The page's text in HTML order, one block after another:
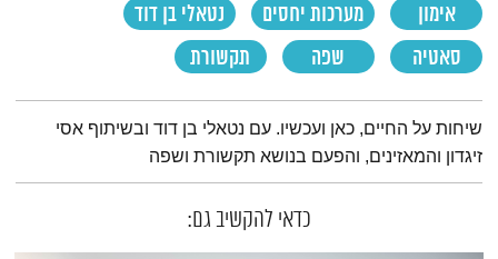
אימון מערכות יחסים
נטאלי בן דוד
סאטיה
שפה תקשורת
תמצית הפודקאסט
שיחות על החיים, כאן ועכשיו. עם נטאלי בן דוד ובשיתוף אסי
זיגדון והמאזינים, והפעם בנושא תקשורת ושפה
כדאי להקשיב גם: